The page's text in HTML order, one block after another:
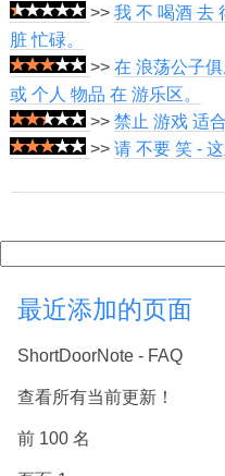
>> 我 不 喝酒 去
脏 忙碌。
>> 在 浪荡公子
或 个人 物品 在 游乐区。
>> 禁止 游戏 适
>> 请 不要 笑 -
最近添加的页面
ShortDoorNote - FAQ
查看所有当前更新！
前 100 名